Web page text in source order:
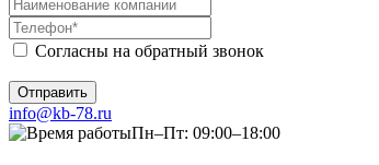
Согласны на обратный звонок
Отправить
info@kb-78.ru
Пн–Пт: 09:00–18:00